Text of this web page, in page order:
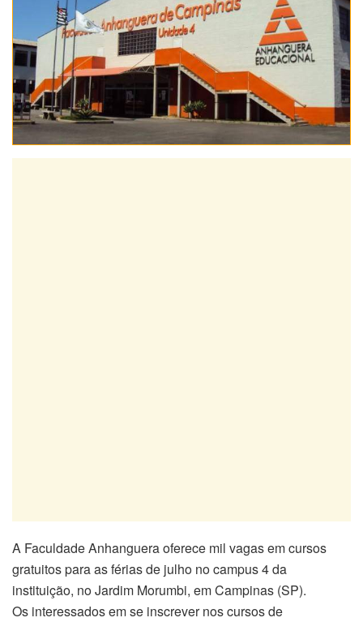
A Faculdade Anhanguera oferece mil vagas em cursos
gratuitos para as férias de julho no campus 4 da
instituição, no Jardim Morumbi, em Campinas (SP).
Os interessados em se inscrever nos cursos de